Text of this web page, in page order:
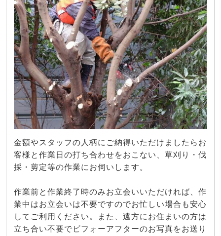
金額やスタッフの人柄にご納得いただけましたらお
客様と作業日の打ち合わせをおこない、草刈り・伐
採・剪定等の作業にお伺いします。
作業前と作業終了時のみお立会いいただければ、作
業中はお立会いは不要ですのでお忙しい場合も安心
してご利用ください。また、遠方にお住まいの方は
立ち合い不要でビフォーアフターのお写真をお送り